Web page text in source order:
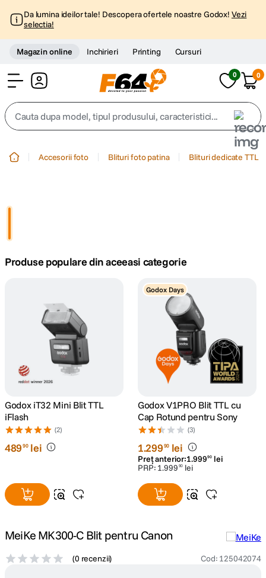
Da lumina ideilor tale! Descopera ofertele noastre Godox! Vezi
selectia!
Magazin online Inchirieri Printing Cursuri
0 0
Cauta dupa model, tipul produsului, caracteristici...
4. peak design
lavaliera
sony fx
8 card memorie
9 dji mic mini
10 . dji osmo
Accesorii foto Blituri foto patina Blituri dedicate TTL
Produse populare din aceeasi categorie
Godox iT32 Mini Blit TTL
iFlash
(2)
48990 lei
Godox Days
Godox V1PRO Blit TTL cu
Cap Rotund pentru Sony
(3)
1.29990 lei
Preț anterior:1.99990 lei
PRP: 1.999 90 lei
MeiKe MK300-C Blit pentru Canon
(0 recenzii) Cod: 125042074